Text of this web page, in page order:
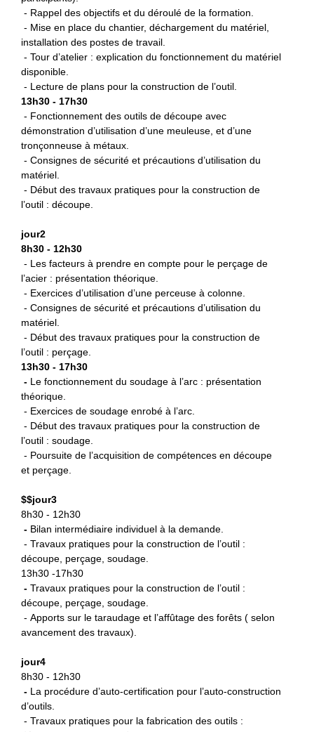
- Rappel des objectifs et du déroulé de la formation.
- Mise en place du chantier, déchargement du matériel,
installation des postes de travail.
- Tour d’atelier : explication du fonctionnement du matériel
disponible.
- Lecture de plans pour la construction de l’outil.
13h30 - 17h30
- Fonctionnement des outils de découpe avec
démonstration d’utilisation d’une meuleuse, et d’une
tronçonneuse à métaux.
- Consignes de sécurité et précautions d’utilisation du
matériel.
- Début des travaux pratiques pour la construction de
l’outil : découpe.
jour2
8h30 - 12h30
- Les facteurs à prendre en compte pour le perçage de
l’acier : présentation théorique.
- Exercices d’utilisation d’une perceuse à colonne.
- Consignes de sécurité et précautions d’utilisation du
matériel.
- Début des travaux pratiques pour la construction de
l’outil : perçage.
13h30 - 17h30
- Le fonctionnement du soudage à l’arc : présentation
théorique.
- Exercices de soudage enrobé à l’arc.
- Début des travaux pratiques pour la construction de
l’outil : soudage.
- Poursuite de l’acquisition de compétences en découpe
et perçage.
$$jour3
8h30 - 12h30
- Bilan intermédiaire individuel à la demande.
- Travaux pratiques pour la construction de l’outil :
découpe, perçage, soudage.
13h30 -17h30
- Travaux pratiques pour la construction de l’outil :
découpe, perçage, soudage.
- Apports sur le taraudage et l’affûtage des forêts ( selon
avancement des travaux).
jour4
8h30 - 12h30
- La procédure d’auto-certification pour l’auto-construction
d’outils.
- Travaux pratiques pour la fabrication des outils :